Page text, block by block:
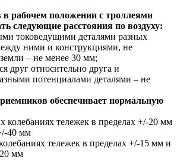
рабочем положении с троллеями
следующие расстояния по воздуху:
токоведущими деталями разных
ними и конструкциями, не
– не менее 30 мм;
друг относительно друга и
потенциалами деталями – не
обеспечивает нормальную
колебаниях тележек в пределах +/-20 мм
40 мм
тележек в пределах +/-15 мм и
мм